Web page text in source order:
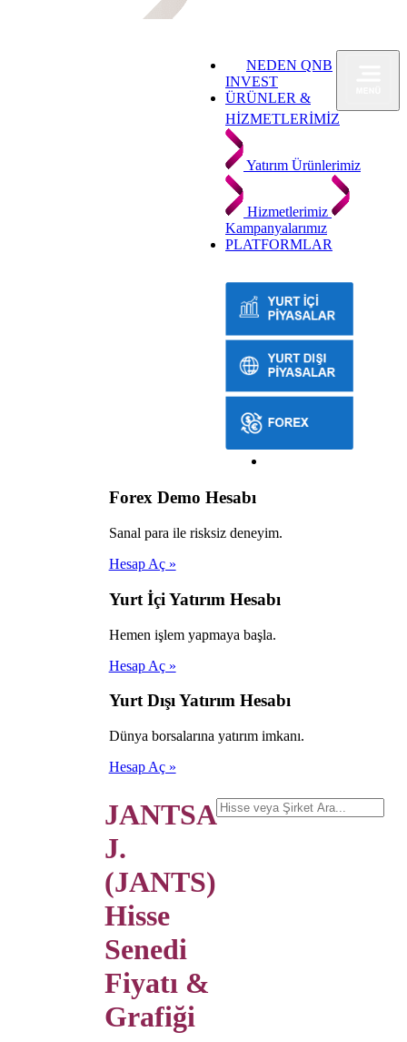
NEDEN QNB
INVEST
ÜRÜNLER &
HİZMETLERİMİZ
Yatırım Ürünlerimiz
Hizmetlerimiz
Kampanyalarımız
PLATFORMLAR
Forex Demo Hesabı
Sanal para ile risksiz deneyim.
Hesap Aç »
Yurt İçi Yatırım Hesabı
Hemen işlem yapmaya başla.
Hesap Aç »
Yurt Dışı Yatırım Hesabı
Dünya borsalarına yatırım imkanı.
Hesap Aç »
JANTSA
J.
(JANTS)
Hisse
Senedi
Fiyatı &
Grafiği